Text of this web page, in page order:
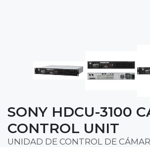
SONY HDCU-3100
CONTROL UNIT
UNIDAD DE CONTROL DE